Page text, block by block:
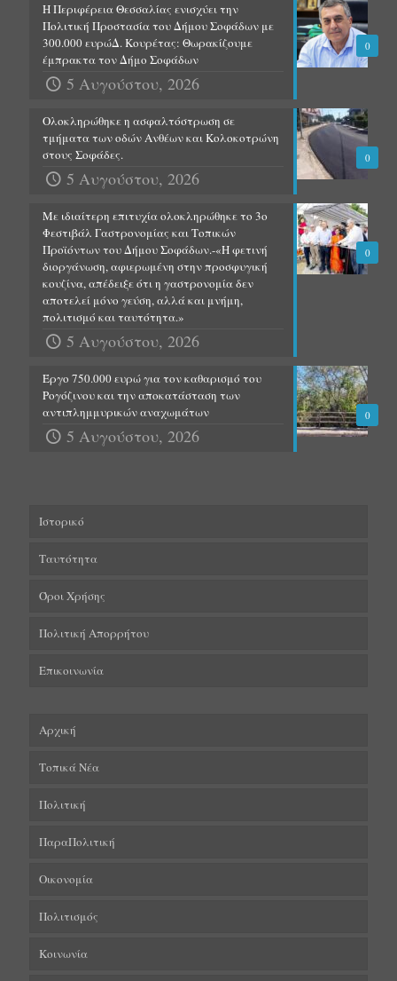
0
Η Περιφέρεια Θεσσαλίας ενισχύει την
Πολιτική Προστασία του Δήμου Σοφάδων με
300.000 ευρώΔ. Κουρέτας: Θωρακίζουμε
έμπρακτα τον Δήμο Σοφάδων
5 Αυγούστου, 2026
0
Ολοκληρώθηκε η ασφαλτόστρωση σε
τμήματα των οδών Ανθέων και Κολοκοτρώνη
στους Σοφάδες.
5 Αυγούστου, 2026
0
Με ιδιαίτερη επιτυχία ολοκληρώθηκε το 3ο
Φεστιβάλ Γαστρονομίας και Τοπικών
Προϊόντων του Δήμου Σοφάδων.-«Η φετινή
διοργάνωση, αφιερωμένη στην προσφυγική
κουζίνα, απέδειξε ότι η γαστρονομία δεν
αποτελεί μόνο γεύση, αλλά και μνήμη,
πολιτισμό και ταυτότητα.»
5 Αυγούστου, 2026
0
Έργο 750.000 ευρώ για τον καθαρισμό του
Ρογόζινου και την αποκατάσταση των
αντιπλημμυρικών αναχωμάτων
5 Αυγούστου, 2026
Ιστορικό
Ταυτότητα
Όροι Χρήσης
Πολιτική Απορρήτου
Επικοινωνία
Αρχική
Τοπικά Νέα
Πολιτική
ΠαραΠολιτική
Οικονομία
Πολιτισμός
Κοινωνία